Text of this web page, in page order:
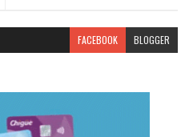
FACEBOOK BLOGGER